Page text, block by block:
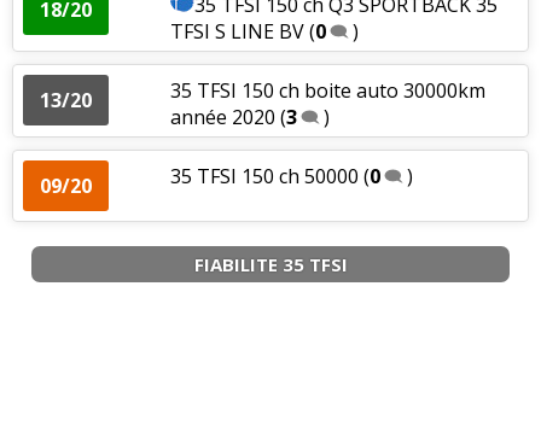
18/20
TFSI S LINE BV(0 )
13/20
35 TFSI 150 ch boite auto 30000km
année 2020 (3 )
09/20 35 TFSI 150 ch 50000 (0 )
FIABILITE 35 TFSI